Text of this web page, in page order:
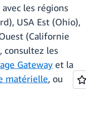
les régions
USA Est (Ohio),
(Californie
consultez les
Gateway et la
matérielle, ou